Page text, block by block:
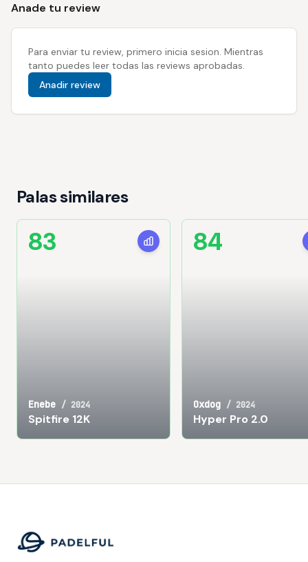
Anade tu review
Para enviar tu review, primero inicia sesion. Mientras
tanto puedes leer todas las reviews aprobadas.
Anadir review
Palas similares
Enebe / 2024
Spitfire 12K
83
Oxdog / 2024
Hyper Pro 2.0
84